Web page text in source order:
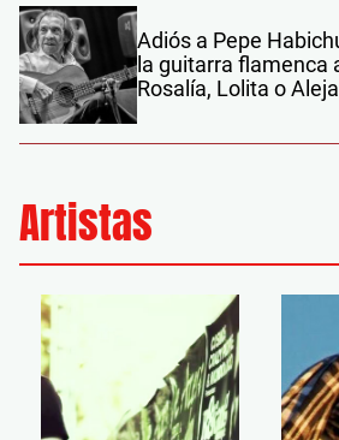
Adiós a Pepe
la guitarra flamenca
Rosalía, Lolita o
Artistas